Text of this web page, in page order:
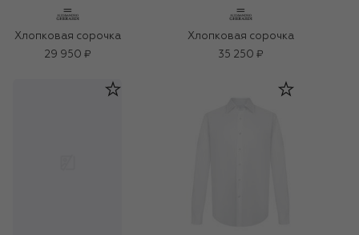
Хлопковая сорочка
29 950 ₽
Хлопковая сорочка
35 250 ₽